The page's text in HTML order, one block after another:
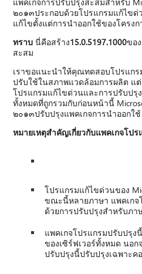
๒๐๑๓ประกอบด้วยโปรแกรมแก้ไข
แก้ไขตั้งแต่การนำออกใช้ของโครงก
ทราบ นี่คือสร้าง15.0.5197.1000ขอ
สะสม
เราขอแนะนำให้คุณทดสอบโปรแก
ปรับใช้ในสภาพแวดล้อมการผลิต แ
โปรแกรมแก้ไขด่วนและการปรับปรุ
ทั้งหมดที่ถูกรวมกับก่อนหน้านี้
๒๐๑๓ปรับปรุงแพคเกจการนำออกใช้
หมายเหตุสำคัญเกี่ยวกับแพคเกจโป
โปรแกรมแก้ไขด่วนของ
ขณะนี้หลายภาษา แพคเกจ
ด้วยการปรับปรุงสำหรับภา
แพคเกจโปรแกรมปรับปรุง
ของเซิร์ฟเวอร์ทั้งหมด นอ
ปรับปรุงนี้ปรับปรุงเฉพาะ